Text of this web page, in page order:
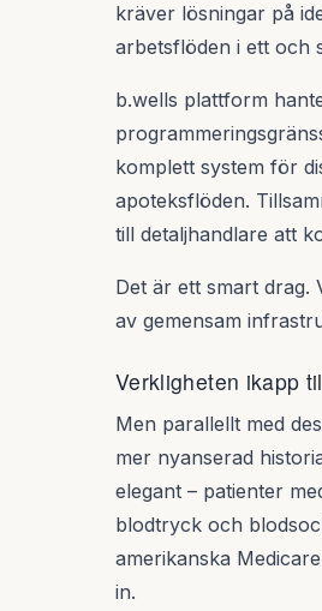
kräver lösningar på
arbetsflöden i ett och
b.wells plattform
komplett system för
apoteksflöden.
till detaljhandlare att
Det är ett smart drag.
av gemensam
Verkligheten ikapp
Men parallellt med
mer nyanserad
elegant – patienter
blodtryck och
amerikanska
in.